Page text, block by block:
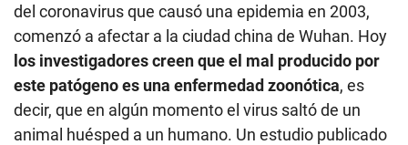
del coronavirus que causó una epidemia en 2003,
comenzó a afectar a la ciudad china de Wuhan. Hoy
los investigadores creen que el mal producido por
este patógeno es una enfermedad zoonótica, es
decir, que en algún momento el virus saltó de un
animal huésped a un humano. Un estudio publicado